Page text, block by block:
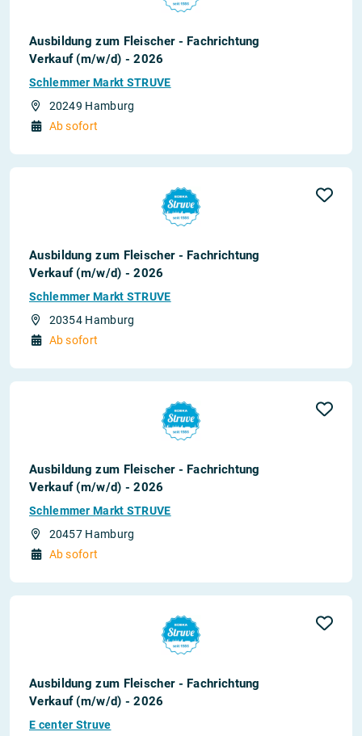
Ausbildung zum Fleischer - Fachrichtung
Verkauf (m/w/d) - 2026
Schlemmer Markt STRUVE
20249 Hamburg
Ab sofort
Ausbildung zum Fleischer - Fachrichtung
Verkauf (m/w/d) - 2026
Schlemmer Markt STRUVE
20354 Hamburg
Ab sofort
Ausbildung zum Fleischer - Fachrichtung
Verkauf (m/w/d) - 2026
Schlemmer Markt STRUVE
20457 Hamburg
Ab sofort
Ausbildung zum Fleischer - Fachrichtung
Verkauf (m/w/d) - 2026
E center Struve